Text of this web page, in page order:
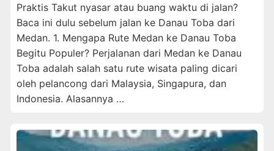
Praktis Takut nyasar atau buang waktu di jalan?
Baca ini dulu sebelum jalan ke Danau Toba dari
Medan. 1. Mengapa Rute Medan ke Danau Toba
Begitu Populer? Perjalanan dari Medan ke Danau
Toba adalah salah satu rute wisata paling dicari
oleh pelancong dari Malaysia, Singapura, dan
Indonesia. Alasannya …